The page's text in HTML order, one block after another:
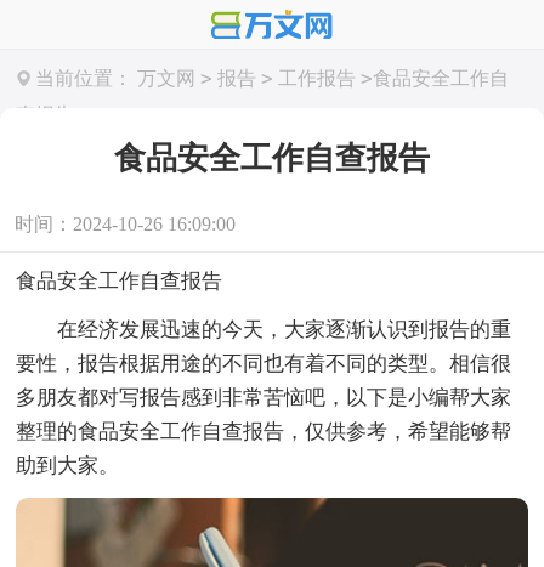
当前位置： 万文网 > 报告 > 工作报告 >食品安全工作自
查报告
食品安全工作自查报告
时间：2024-10-26 16:09:00
食品安全工作自查报告
在经济发展迅速的今天，大家逐渐认识到报告的重
要性，报告根据用途的不同也有着不同的类型。相信很
多朋友都对写报告感到非常苦恼吧，以下是小编帮大家
整理的食品安全工作自查报告，仅供参考，希望能够帮
助到大家。